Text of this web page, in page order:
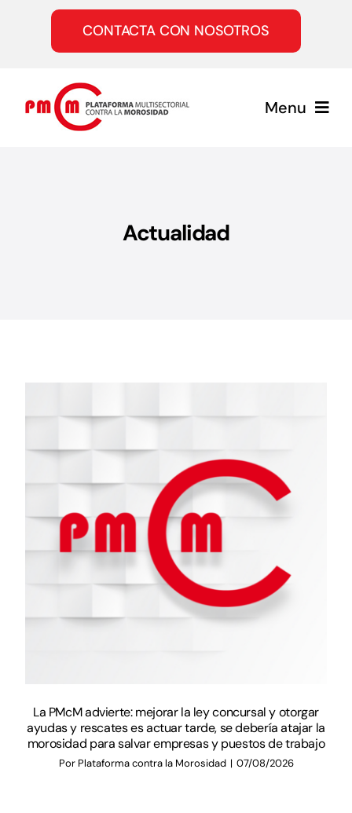
contenido
CONTACTA CON NOSOTROS
Menu
Agenda
Prensa
Blog
Actualidad
La PMcM advierte: mejorar la ley concursal y otorgar
ayudas y rescates es actuar tarde, se debería atajar la
morosidad para salvar empresas y puestos de trabajo
Por Plataforma contra la Morosidad | 07/08/2026